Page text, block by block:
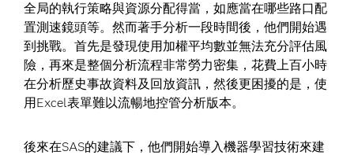
全局的執行策略與資源分配得當，如應當在哪些路口配
置測速鏡頭等。然而著手分析一段時間後，他們開始遇
到挑戰。首先是發現使用加權平均數並無法充分評估風
險，再來是整個分析流程非常勞力密集，花費上百小時
在分析歷史事故資料及回放資訊，然後更困擾的是，使
用Excel表單難以流暢地控管分析版本。
後來在SAS的建議下，他們開始導入機器學習技術來建